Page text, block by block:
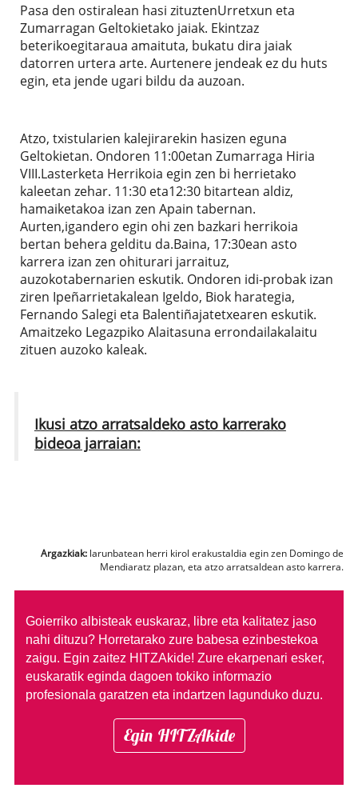
Pasa den ostiralean hasi zituztenUrretxun eta
Zumarragan Geltokietako jaiak. Ekintzaz
beterikoegitaraua amaituta, bukatu dira jaiak
datorren urtera arte. Aurtenere jendeak ez du huts
egin, eta jende ugari bildu da auzoan.
Atzo, txistularien kalejirarekin hasizen eguna
Geltokietan. Ondoren 11:00etan Zumarraga Hiria
VIII.Lasterketa Herrikoia egin zen bi herrietako
kaleetan zehar. 11:30 eta12:30 bitartean aldiz,
hamaiketakoa izan zen Apain tabernan.
Aurten,igandero egin ohi zen bazkari herrikoia
bertan behera gelditu da.Baina, 17:30ean asto
karrera izan zen ohiturari jarraituz,
auzokotabernarien eskutik. Ondoren idi-probak izan
ziren Ipeñarrietakalean Igeldo, Biok harategia,
Fernando Salegi eta Balentiñajatetxearen eskutik.
Amaitzeko Legazpiko Alaitasuna errondailakalaitu
zituen auzoko kaleak.
Ikusi atzo arratsaldeko asto karrerako
bideoa jarraian:
Argazkiak: larunbatean herri kirol erakustaldia egin zen Domingo de
Mendiaratz plazan, eta atzo arratsaldean asto karrera.
Goierriko albisteak euskaraz, libre eta kalitatez jaso
nahi dituzu? Horretarako zure babesa ezinbestekoa
zaigu. Egin zaitez HITZAkide! Zure ekarpenari esker,
euskaratik eginda dagoen tokiko informazio
profesionala garatzen eta indartzen lagunduko duzu.
Egin HITZAkide